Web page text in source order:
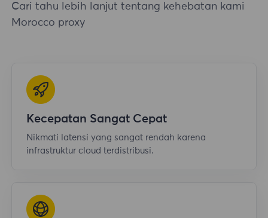
Cari tahu lebih lanjut tentang kehebatan kami
Morocco proxy
Kecepatan Sangat Cepat
Nikmati latensi yang sangat rendah karena
infrastruktur cloud terdistribusi.